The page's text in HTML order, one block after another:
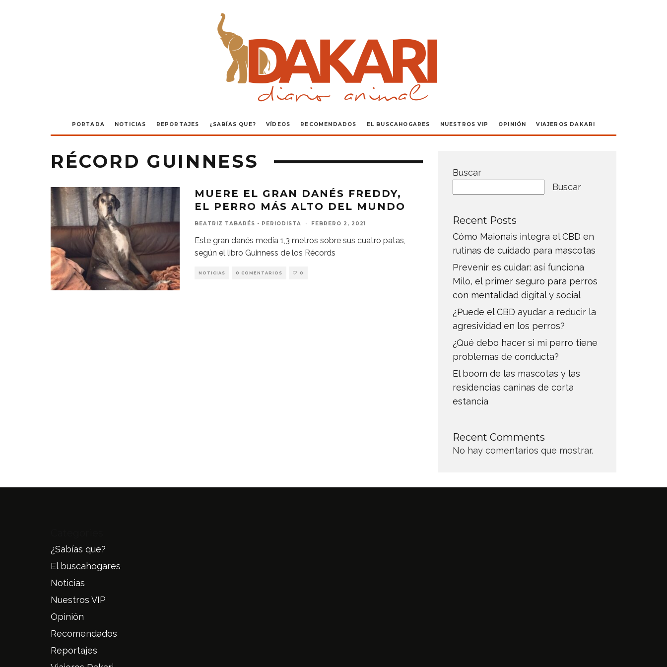
PORTADA NOTICIAS REPORTAJES ¿SABÍAS QUE? VÍDEOS RECOMENDADOS EL BUSCAHOGARES NUESTROS VIP OPINIÓN VIAJEROS DAKARI
RÉCORD GUINNESS
MUERE EL GRAN DANÉS FREDDY,
EL PERRO MÁS ALTO DEL MUNDO
BEATRIZ TABARÉS - PERIODISTA · FEBRERO 2, 2021
Este gran danés medía 1,3 metros sobre sus cuatro patas,
según el libro Guinness de los Récords
NOTICIAS 0 COMENTARIOS 0
Buscar
Buscar
Recent Posts
Cómo Maionais integra el CBD en
rutinas de cuidado para mascotas
Prevenir es cuidar: así funciona
Milo, el primer seguro para perros
con mentalidad digital y social
¿Puede el CBD ayudar a reducir la
agresividad en los perros?
¿Qué debo hacer si mi perro tiene
problemas de conducta?
El boom de las mascotas y las
residencias caninas de corta
estancia
Recent Comments
No hay comentarios que mostrar.
¿Sabías que?
El buscahogares
Noticias
Nuestros VIP
Opinión
Recomendados
Reportajes